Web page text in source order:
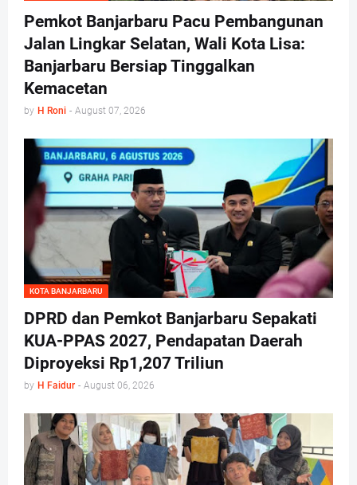
Pemkot Banjarbaru Pacu Pembangunan
Jalan Lingkar Selatan, Wali Kota Lisa:
Banjarbaru Bersiap Tinggalkan
Kemacetan
by H Roni - August 07, 2026
KOTA BANJARBARU
DPRD dan Pemkot Banjarbaru Sepakati
KUA-PPAS 2027, Pendapatan Daerah
Diproyeksi Rp1,207 Triliun
by H Faidur - August 06, 2026